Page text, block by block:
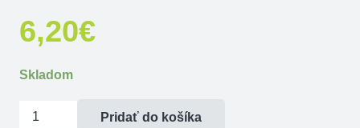
6,20€
Skladom
množstvo
Pridať do košíka